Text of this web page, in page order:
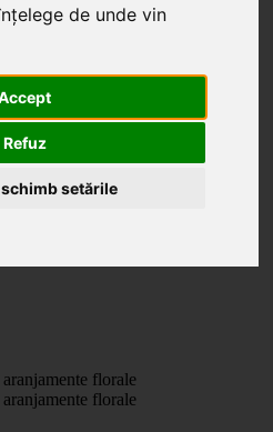
de unde vin
Refuz
setările